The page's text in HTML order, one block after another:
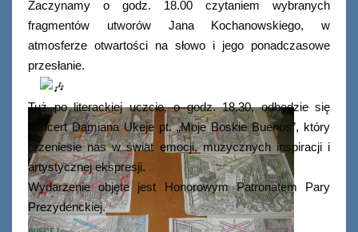
Zaczynamy o godz. 18.00 czytaniem wybranych
fragmentów utworów Jana Kochanowskiego, w
atmosferze otwartości na słowo i jego ponadczasowe
przesłanie.
Tuż po literackiej uczcie, o godz. 18.30, odbędzie się
koncert Damiana Ukeje pt. „Moje Boskie Buenos”, który
przeniesie nas w świat emocji, muzycznych inspiracji i
artystycznej ekspresji.
Wydarzenie objęte jest Honorowym Patronatem Pary
Prezydenckiej.